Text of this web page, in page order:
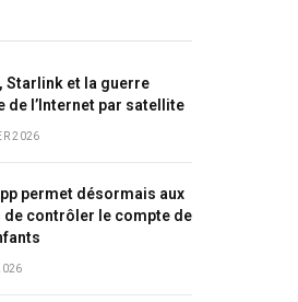
Starlink et la guerre
de l’Internet par satellite
2026
permet désormais aux
de contrôler le compte de